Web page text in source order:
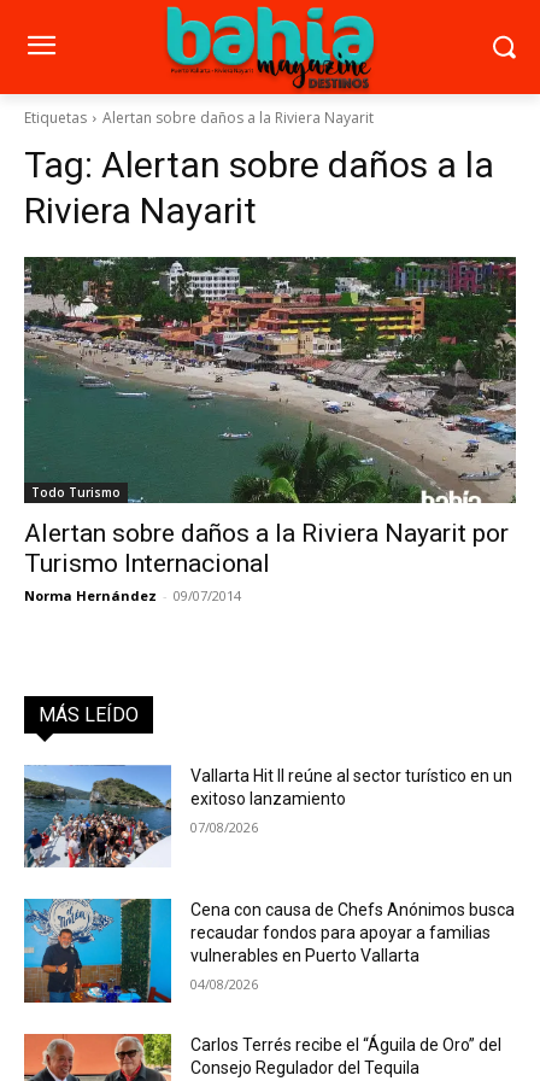
Etiquetas Alertan sobre daños a la Riviera Nayarit
Tag: Alertan sobre daños a la
Riviera Nayarit
Todo Turismo
Alertan sobre daños a la Riviera Nayarit por
Turismo Internacional
Norma Hernández - 09/07/2014
MÁS LEÍDO
Vallarta Hit II reúne al sector turístico en un
exitoso lanzamiento
07/08/2026
Cena con causa de Chefs Anónimos busca
recaudar fondos para apoyar a familias
vulnerables en Puerto Vallarta
04/08/2026
Carlos Terrés recibe el “Águila de Oro” del
Consejo Regulador del Tequila